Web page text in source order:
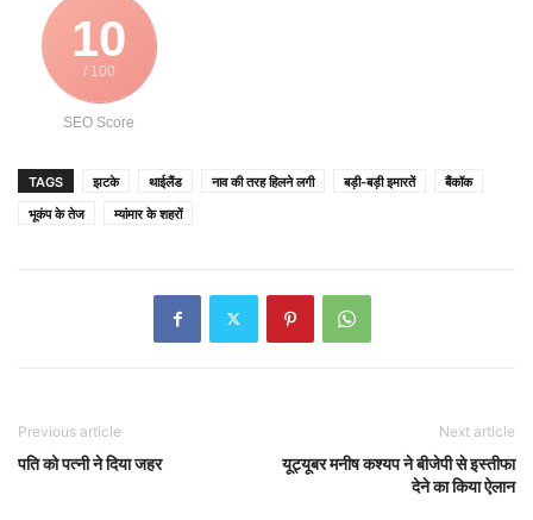
10
/ 100
SEO Score
TAGS झटके थाईलैंड नाव की तरह हिलने लगी बड़ी-बड़ी इमारतें
बैंकॉक
भूकंप के तेज
म्यांमार के शहरों
Previous article
पति को पत्नी ने दिया जहर
Next article
यूट्यूबर मनीष कश्यप ने बीजेपी से इस्तीफा
देने का किया ऐलान